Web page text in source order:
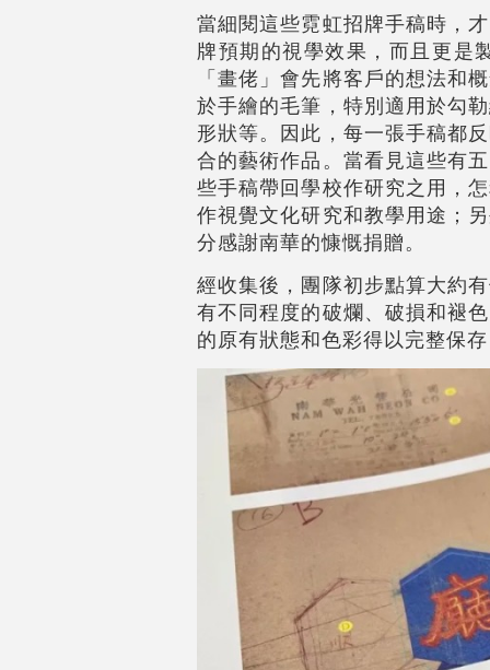
當細閱這些霓虹招牌手稿時，
牌預期的視學效果，而且更是
「畫佬」會先將客戶的想法和
於手繪的毛筆，特別適用於勾
形狀等。因此，每一張手稿都
合的藝術作品。當看見這些有
些手稿帶回學校作研究之用，
作視覺文化研究和教學用途；
分感謝南華的慷慨捐贈。
經收集後，團隊初步點算大約
有不同程度的破爛、破損和褪
的原有狀態和色彩得以完整保